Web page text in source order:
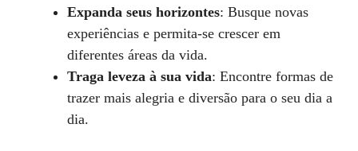
Expanda seus horizontes: Busque novas
experiências e permita-se crescer em
diferentes áreas da vida.
Traga leveza à sua vida: Encontre formas de
trazer mais alegria e diversão para o seu dia a
dia.